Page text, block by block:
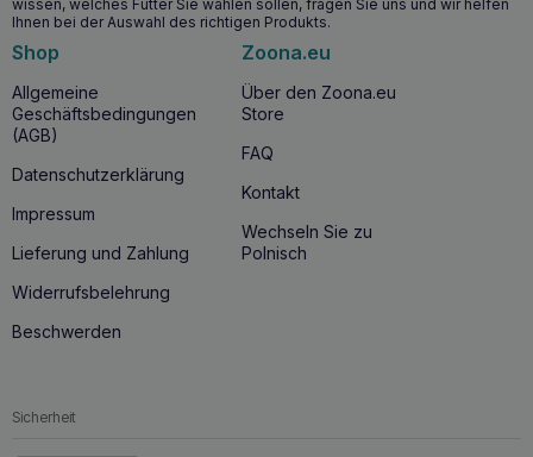
wissen, welches Futter Sie wählen sollen, fragen Sie uns und wir helfen
Ihnen bei der Auswahl des richtigen Produkts.
Shop
Allgemeine
Geschäftsbedingungen
(AGB)
Datenschutzerklärung
Impressum
Lieferung und Zahlung
Widerrufsbelehrung
Beschwerden
Zoona.eu
Über den Zoona.eu
Store
FAQ
Kontakt
Wechseln Sie zu
Polnisch
Sicherheit